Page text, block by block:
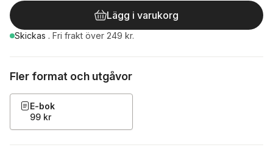
Lägg i varukorg
Skickas . Fri frakt över 249 kr.
Fler format och utgåvor
E-bok
99 kr